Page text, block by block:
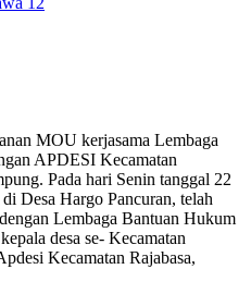
MOU kerjasama Lembaga
APDESI Kecamatan
Pada hari Senin tanggal 22
Desa Hargo Pancuran, telah
Lembaga Bantuan Hukum
desa se- Kecamatan
Kecamatan Rajabasa,